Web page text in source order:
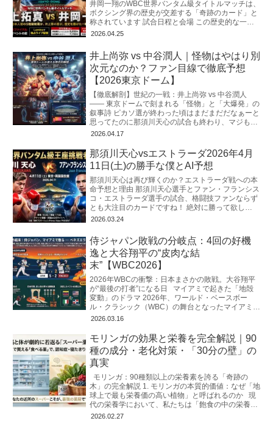
井岡一翔のWBC世界バンタム級タイトルマッチは、
ボクシング界の歴史が交差する「奇跡のカード」と
称されています 試合日程と会場 この歴史的な一戦
は、2026年5月2日
2026.04.25
井上尚弥 vs 中谷潤人｜怪物はやはり別
次元なのか？ファン目線で徹底予想
【2026東京ドーム】
【徹底解剖】世紀の一戦：井上尚弥 vs 中谷潤人
―― 東京ドームで刻まれる「怪物」と「大爆発」の
叙事詩 ピカソ選が終わった頃はまだまだだなぁーと
思ってたのに那須川天心の試合も終わり、マジもう
すぐゴングだと思うと心臓がバ
2026.04.17
那須川天心vsエストラーダ2026年4月
11日(土)の勝手な僕とAI予想
那須川天心は再び輝くのか？エストラーダ戦への本
命予想と理由 那須川天心選手とファン・フランシス
コ・エストラーダ選手の試合、格闘技ファンならず
とも大注目のカードですね！ 絶対に勝って欲し
い。。。 WBC世界バンタム級の「次
2026.03.24
侍ジャパン敗戦の分岐点：4回の好機
逸と大谷翔平の“皮肉な結
末”【WBC2026】
2026年WBCの衝撃：日本まさかの敗戦。大谷翔平
が“最後の打者”になる日 マイアミで起きた「地殻
変動」のドラマ 2026年、ワールド・ベースボー
ル・クラシック（WBC）の舞台となったマイアミの
ローンデポ・
2026.03.16
モリンガの効果と栄養を完全解説｜90
種の成分・老化対策・「30分の壁」の
真実
モリンガ：90種類以上の栄養素を誇る「奇跡の
木」の完全解説 1. モリンガの本質的価値：なぜ「地
球上で最も栄養価の高い植物」と呼ばれるのか 現
代の栄養学において、私たちは「飽食の中の栄養失
調」
2026.02.27